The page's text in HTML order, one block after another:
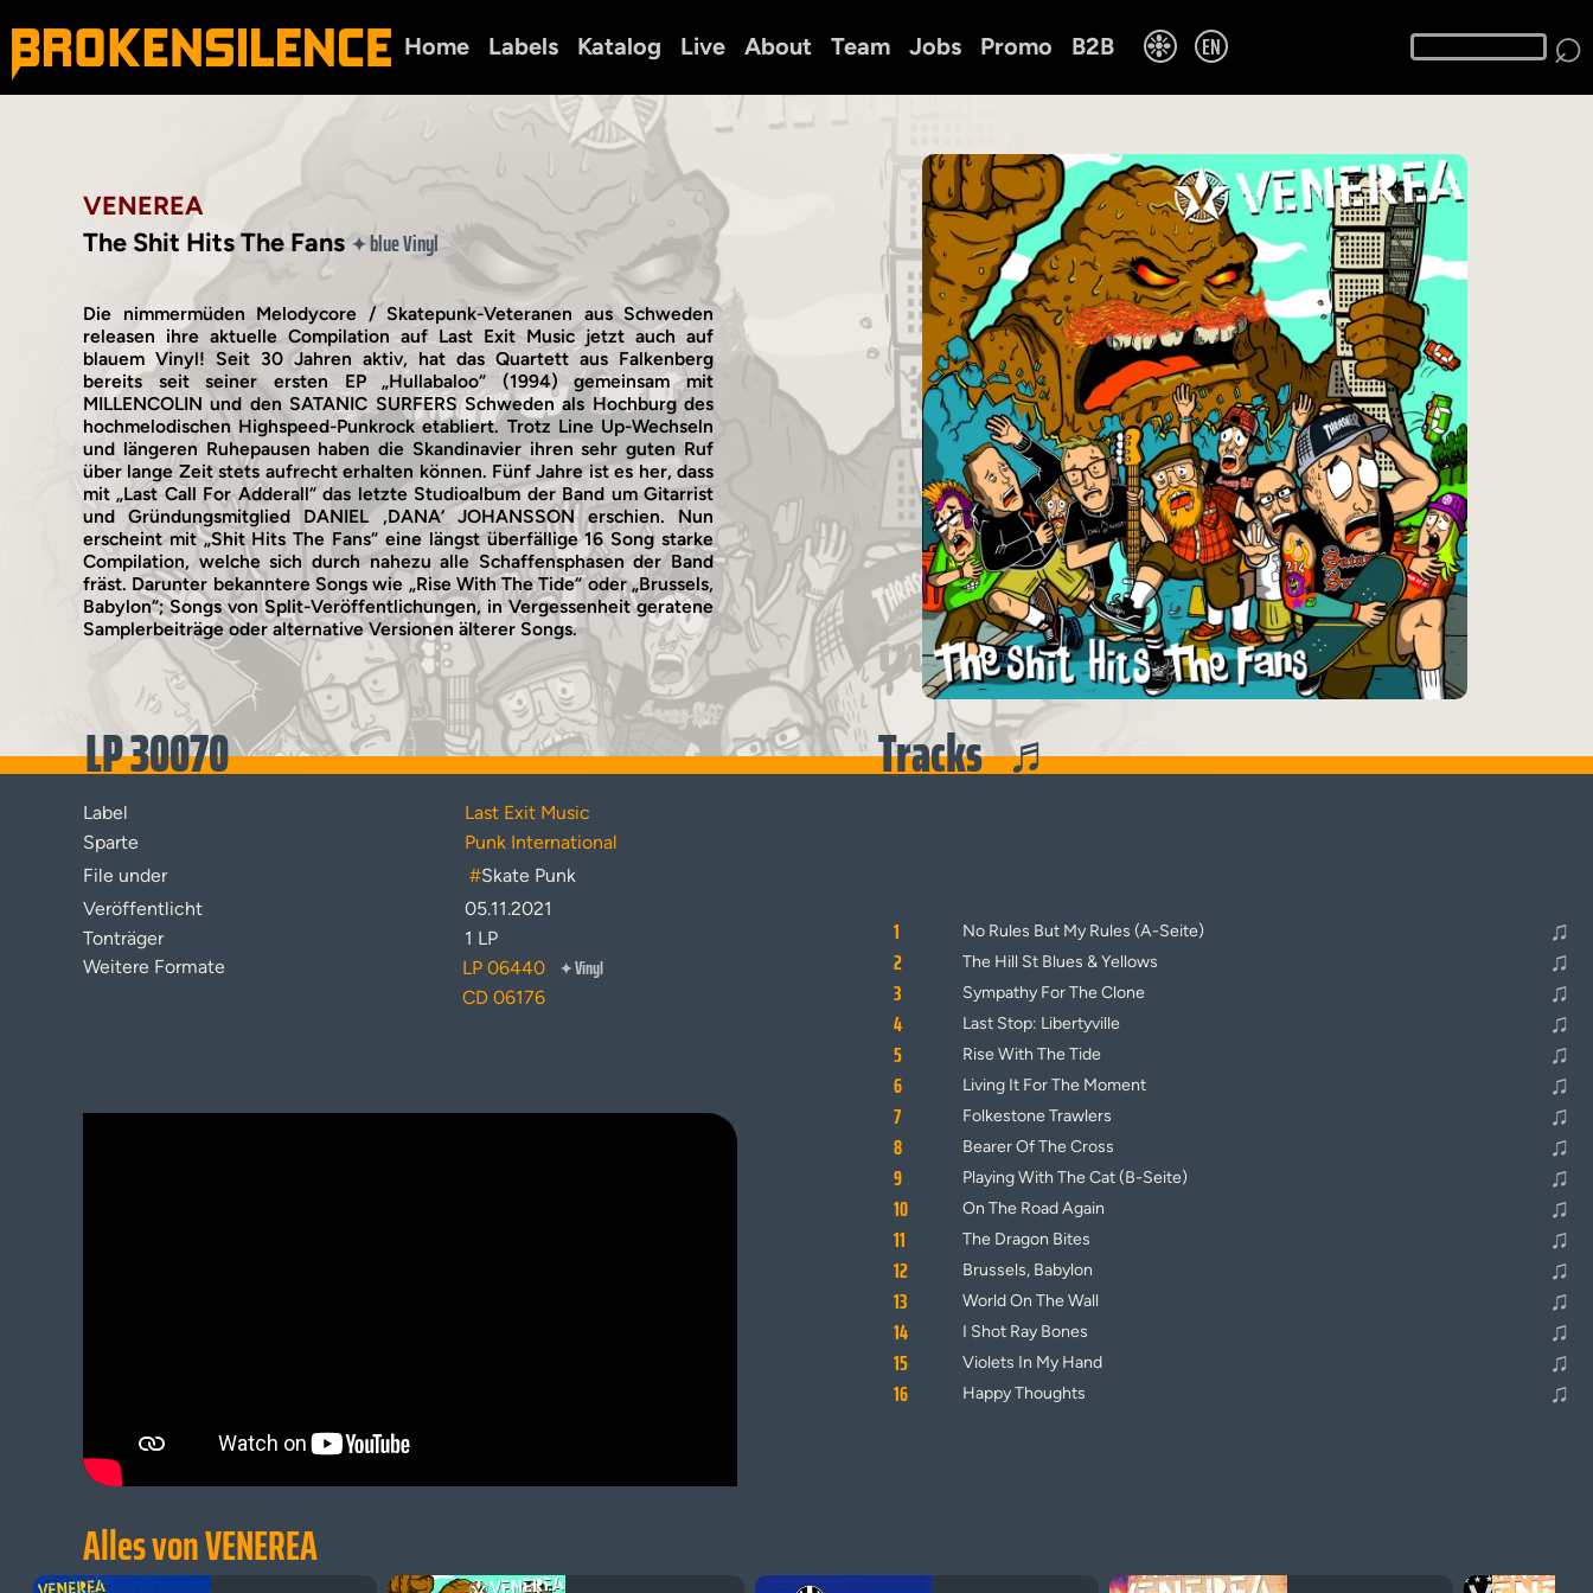
Vinyl
Home Labels Katalog Live About Team Jobs Promo B2B ❉ EN ⌕
VENEREA
The Shit Hits The Fans ✦blue Vinyl
Die nimmermüden Melodycore / Skatepunk-Veteranen aus Schweden
releasen ihre aktuelle Compilation auf Last Exit Music jetzt auch auf
blauem Vinyl! Seit 30 Jahren aktiv, hat das Quartett aus Falkenberg
bereits seit seiner ersten EP „Hullabaloo“ (1994) gemeinsam mit
MILLENCOLIN und den SATANIC SURFERS Schweden als Hochburg des
hochmelodischen Highspeed-Punkrock etabliert. Trotz Line Up-Wechseln
und längeren Ruhepausen haben die Skandinavier ihren sehr guten Ruf
über lange Zeit stets aufrecht erhalten können. Fünf Jahre ist es her, dass
mit „Last Call For Adderall“ das letzte Studioalbum der Band um Gitarrist
und Gründungsmitglied DANIEL ‚DANA‘ JOHANSSON erschien. Nun
erscheint mit „Shit Hits The Fans“ eine längst überfällige 16 Song starke
Compilation, welche sich durch nahezu alle Schaffensphasen der Band
fräst. Darunter bekanntere Songs wie „Rise With The Tide“ oder „Brussels,
Babylon“; Songs von Split-Veröffentlichungen, in Vergessenheit geratene
Samplerbeiträge oder alternative Versionen älterer Songs.
LP 30070 Tracks ♬Alle Tracks abspielen
Label
Last Exit Music
Sparte
Punk International
File under
#Skate Punk
Veröffentlicht
05.11.2021
Tonträger
1 LP
Weitere Formate
LP 06440 ✦Vinyl
CD 06176
1 No Rules But My Rules (A-Seite)
♫
2
The Hill St Blues & Yellows
♫
3
Sympathy For The Clone
♫
4
Last Stop: Libertyville
♫
5
Rise With The Tide
♫
6
Living It For The Moment
♫
7
Folkestone Trawlers
♫
8
Bearer Of The Cross
♫
9
Playing With The Cat (B-Seite)
♫
10
On The Road Again
♫
11
The Dragon Bites
♫
12
Brussels, Babylon
♫
13
World On The Wall
♫
14
I Shot Ray Bones
♫
15
Violets In My Hand
♫
16
Happy Thoughts ♫
Alles von VENEREA